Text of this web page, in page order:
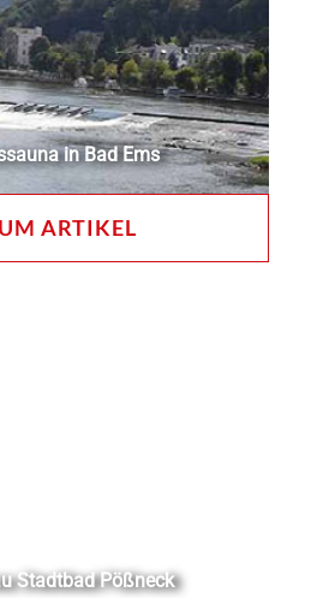
in Bad Ems
ARTIKEL
Stadtbad Pößneck